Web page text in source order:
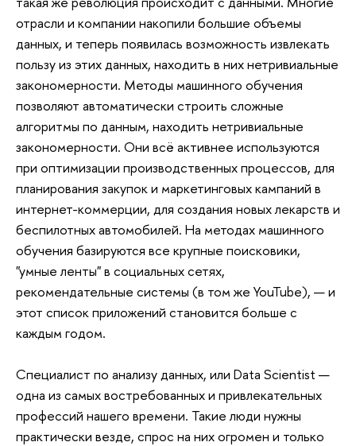
отрасли и компании накопили большие объемы
данных, и теперь появилась возможность извлекать
пользу из этих данных, находить в них нетривиальные
закономерности. Методы машинного обучения
позволяют автоматически строить сложные
алгоритмы по данным, находить нетривиальные
закономерности. Они всё активнее используются
при оптимизации производственных процессов, для
планирования закупок и маркетинговых кампаний в
интернет-коммерции, для создания новых лекарств и
беспилотных автомобилей. На методах машинного
обучения базируются все крупные поисковики,
"умные ленты" в социальных сетях,
рекомендательные системы (в том же YouTube), — и
этот список приложений становится больше с
каждым годом.
Специалист по анализу данных, или Data Scientist —
одна из самых востребованных и привлекательных
профессий нашего времени. Такие люди нужны
практически везде, спрос на них огромен и только